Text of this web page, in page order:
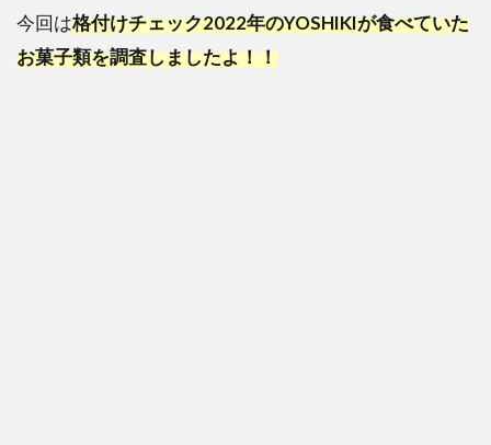
今回は格付けチェック2022年のYOSHIKIが食べていた
お菓子類を調査しましたよ！！